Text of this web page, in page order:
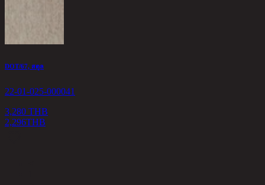
DOT/67, สตูล
22-01-025-000041
3,280 THB
2,296THB